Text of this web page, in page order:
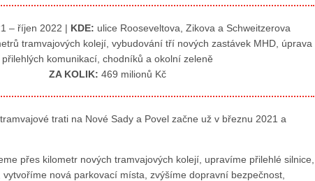
– říjen 2022 | KDE: ulice Rooseveltova, Zikova a Schweitzerova
tramvajových kolejí, vybudování tří nových zastávek MHD, úprava
přilehlých komunikací, chodníků a okolní zeleně
ZA KOLIK: 469 milionů Kč
trati na Nové Sady a Povel začne už v březnu 2021 a
přes kilometr nových tramvajových kolejí, upravíme přilehlé silnice,
vytvoříme nová parkovací místa, zvýšíme dopravní bezpečnost,